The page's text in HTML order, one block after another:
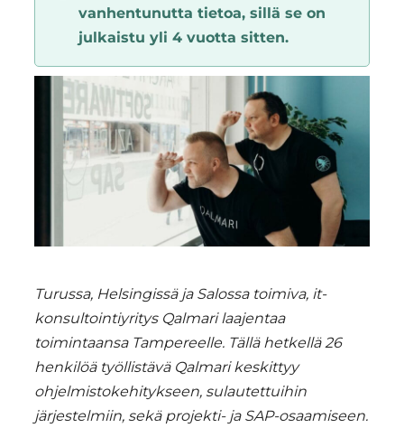
vanhentunutta tietoa, sillä se on
julkaistu yli 4 vuotta sitten.
Turussa, Helsingissä ja Salossa toimiva, it-
konsultointiyritys Qalmari laajentaa
toimintaansa Tampereelle. Tällä hetkellä 26
henkilöä työllistävä Qalmari keskittyy
ohjelmistokehitykseen, sulautettuihin
järjestelmiin, sekä projekti- ja SAP-osaamiseen.